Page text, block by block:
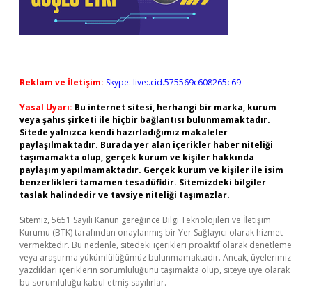
Reklam ve İletişim: Skype: live:.cid.575569c608265c69
Yasal Uyarı: Bu internet sitesi, herhangi bir marka, kurum
veya şahıs şirketi ile hiçbir bağlantısı bulunmamaktadır.
Sitede yalnızca kendi hazırladığımız makaleler
paylaşılmaktadır. Burada yer alan içerikler haber niteliği
taşımamakta olup, gerçek kurum ve kişiler hakkında
paylaşım yapılmamaktadır. Gerçek kurum ve kişiler ile isim
benzerlikleri tamamen tesadüfidir. Sitemizdeki bilgiler
taslak halindedir ve tavsiye niteliği taşımazlar.
Sitemiz, 5651 Sayılı Kanun gereğince Bilgi Teknolojileri ve İletişim
Kurumu (BTK) tarafından onaylanmış bir Yer Sağlayıcı olarak hizmet
vermektedir. Bu nedenle, sitedeki içerikleri proaktif olarak denetleme
veya araştırma yükümlülüğümüz bulunmamaktadır. Ancak, üyelerimiz
yazdıkları içeriklerin sorumluluğunu taşımakta olup, siteye üye olarak
bu sorumluluğu kabul etmiş sayılırlar.